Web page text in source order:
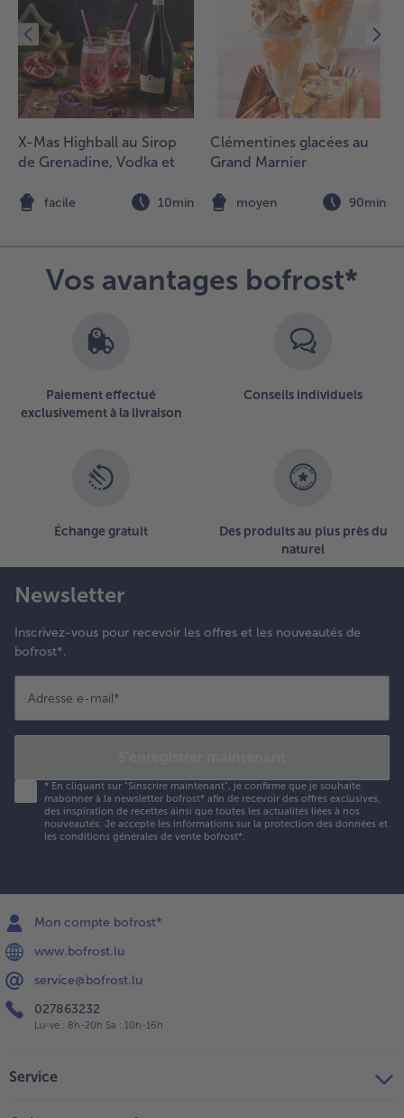
X-Mas Highball au Sirop
de Grenadine, Vodka et
facile 10min
Clémentines glacées au
Grand Marnier
moyen 90min
Vos avantages bofrost*
Paiement effectué
exclusivement à la livraison
Conseils individuels
Échange gratuit
Des produits au plus près du
naturel
Newsletter
Inscrivez-vous pour recevoir les offres et les nouveautés de
bofrost*.
Adresse e-mail*
* En cliquant sur "Sinscrire maintenant", je confirme que je souhaite
mabonner à la newsletter bofrost* afin de recevoir des offres exclusives,
des inspiration de recettes ainsi que toutes les actualités liées à nos
nouveautés. Je accepte les informations sur la protection des données et
les conditions générales de vente bofrost*.
Mon compte bofrost*
www.bofrost.lu
service@bofrost.lu
027863232
Lu-ve : 8h-20h Sa : 10h-16h
Service